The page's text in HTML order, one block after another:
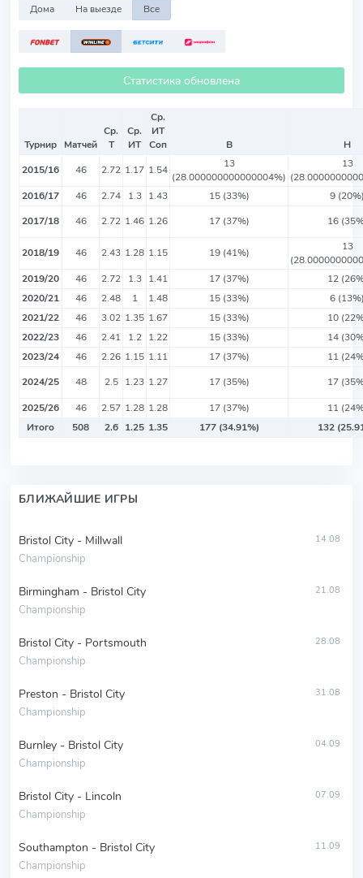
Дома На выезде Все
Статистика обновлена
Турнир Матчей
Ср.
Т
Ср.
ИТ
Ср.
ИТ
Соп
В
Н
2015/16
46 2.72 1.17 1.54
13
(28.000000000000004%)
13
2016/17
46 2.74 1.3 1.43 15 (33%)
9
2017/18
46 2.72 1.46 1.26 17 (37%) 16
2018/19 46 2.43 1.28 1.15 19 (41%)
13
2019/20
46 2.72 1.3 1.41 17 (37%)
12
2020/21
46 2.48 1 1.48 15 (33%)
6
2021/22
46 3.02 1.35 1.67 15 (33%)
10
2022/23
46 2.41 1.2 1.22 15 (33%)
14
2023/24
46 2.26 1.15 1.11 17 (37%)
11
2024/25
48 2.5 1.23 1.27 17 (35%)
17
2025/26
46 2.57 1.28 1.28 17 (37%)
11
Итого
508 2.6 1.25 1.35 177 (34.91%) 132
БЛИЖАЙШИЕ ИГРЫ
Bristol City - Millwall
Championship
14.08
Birmingham - Bristol City
Championship
21.08
Bristol City - Portsmouth
Championship
28.08
Preston - Bristol City
Championship
31.08
Burnley - Bristol City
Championship
04.09
Bristol City - Lincoln
Championship
07.09
Southampton - Bristol City
Championship
11.09